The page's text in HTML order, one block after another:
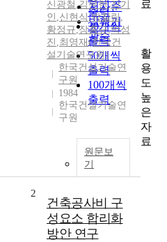
저자순
발행기
관순
출력
30개씩
출력
50개씩
출력
100개씩
출력
신광철 ,김문한,장기
인 ,신현식,박칠림,
황정규,장홍규,박성
진 ,최영재(한국건
설기술연구원)
한국건설기술연
구원
1984
한국건설기술연
구원
원문보
기
2
건축공사비 구
성요소 합리화
방안 연구
료
활
용
도
높
은
자
료